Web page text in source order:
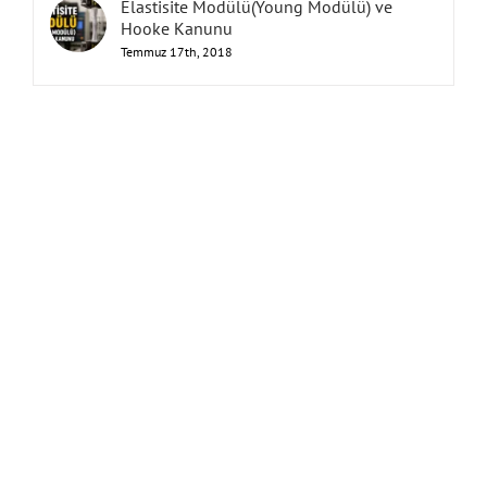
Elastisite Modülü(Young Modülü) ve
Hooke Kanunu
Temmuz 17th, 2018